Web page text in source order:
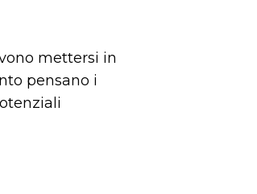
mettersi in
pensano i